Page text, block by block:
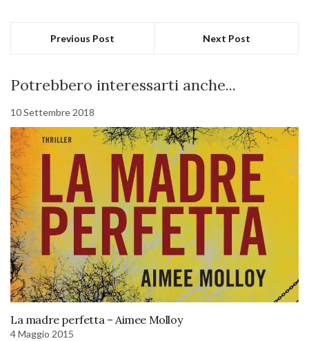
Previous Post Next Post
Potrebbero interessarti anche...
10 Settembre 2018
La madre perfetta – Aimee Molloy
4 Maggio 2015